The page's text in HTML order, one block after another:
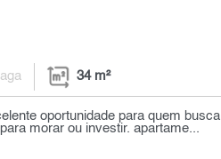
34 m²
oportunidade para quem busca
morar ou investir. apartame...